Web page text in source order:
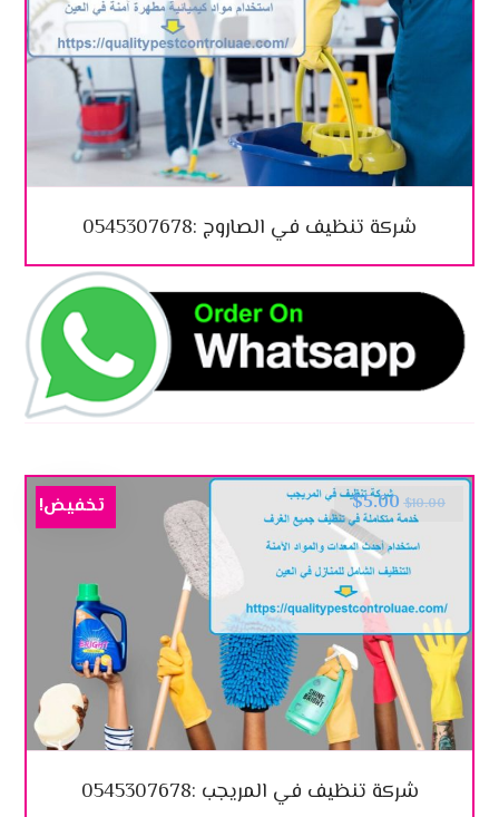
شركة تنظيف في الصاروج :0545307678
شركة تنظيف في المريجب :0545307678
$10.00
$5.00 تخفيض!